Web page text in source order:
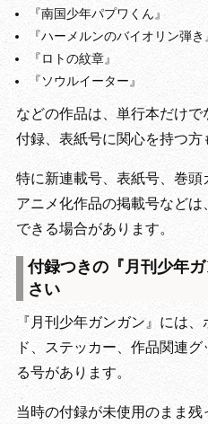
『南国少年パプワくん』
『ハーメルンのバイオリン弾き
『ロトの紋章』
『ソウルイーター』
などの作品は、単行本だけ
付録、表紙号に関心を持つ方
特に新連載号、表紙号、巻頭
アニメ化作品の掲載号など
できる場合があります。
付録つきの『月刊少年
さい
『月刊少年ガンガン』には
ド、ステッカー、作品関連
る号があります。
当時の付録が未使用のまま